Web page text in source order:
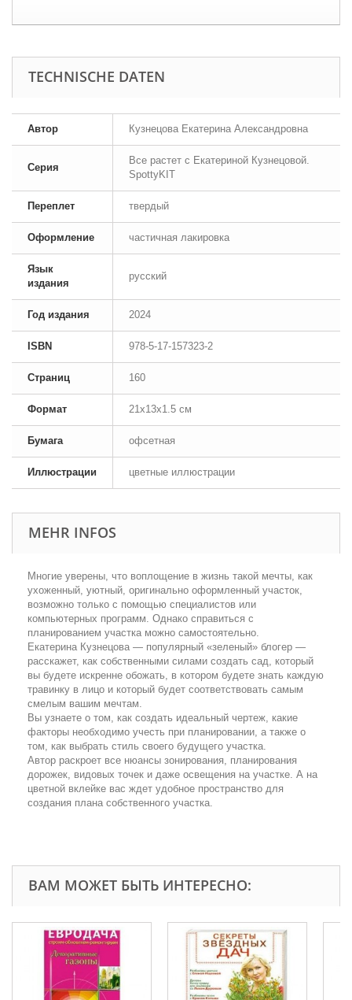
TECHNISCHE DATEN
Автор Кузнецова Екатерина Александровна
Серия
Все растет с Екатериной Кузнецовой.
SpottyKIT
Переплет твердый
Оформление частичная лакировка
Язык
издания
русский
Год издания 2024
ISBN 978-5-17-157323-2
Страниц 160
Формат 21x13x1.5 см
Бумага офсетная
Иллюстрации цветные иллюстрации
MEHR INFOS
Многие уверены, что воплощение в жизнь такой мечты, как
ухоженный, уютный, оригинально оформленный участок,
возможно только с помощью специалистов или
компьютерных программ. Однако справиться с
планированием участка можно самостоятельно.
Екатерина Кузнецова — популярный «зеленый» блогер —
расскажет, как собственными силами создать сад, который
вы будете искренне обожать, в котором будете знать каждую
травинку в лицо и который будет соответствовать самым
смелым вашим мечтам.
Вы узнаете о том, как создать идеальный чертеж, какие
факторы необходимо учесть при планировании, а также о
том, как выбрать стиль своего будущего участка.
Автор раскроет все нюансы зонирования, планирования
дорожек, видовых точек и даже освещения на участке. А на
цветной вклейке вас ждет удобное пространство для
создания плана собственного участка.
ВАМ МОЖЕТ БЫТЬ ИНТЕРЕСНО: